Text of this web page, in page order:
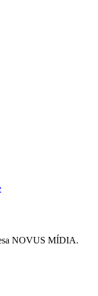
NOVUS MÍDIA.